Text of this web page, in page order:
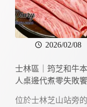
2026/02/08
士林區｜筠芝和牛
人桌邊代煮零失敗
位於士林芝山站旁